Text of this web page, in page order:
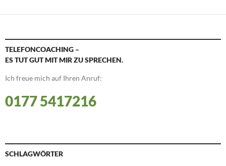
TELEFONCOACHING –
ES TUT GUT MIT MIR ZU SPRECHEN.
Ich freue mich auf Ihren Anruf:
0177 5417216
SCHLAGWÖRTER